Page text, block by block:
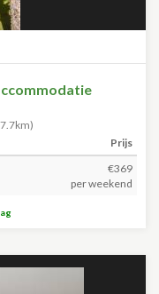
Prijs
€369
per weekend